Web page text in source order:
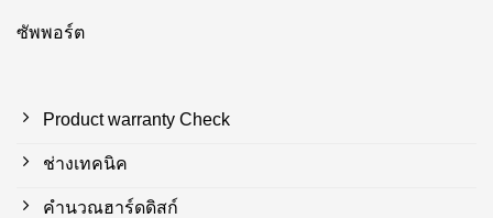
ซัพพอร์ต
Product warranty Check
ช่างเทคนิค
คำนวณฮาร์ดดิสก์